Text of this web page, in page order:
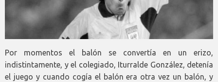
Por momentos el balón se convertía en un erizo,
indistintamente, y el colegiado, Iturralde González, detenía
el juego y cuando cogía el balón era otra vez un balón, y